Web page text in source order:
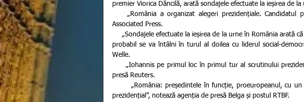
premier Viorica Dăncilă, arată sondajele efectuate la ieșirea de
Associated Press.
     „Sondajele efectuate la ieșirea de la urne în România arată că președintele în funcție, Klaus Iohannic,
probabil se va întâlni în turul al doilea cu liderul social-
Welle.
presă Reuters.
prezidențial”, notează agenția de presă Belga și postul RTBF.